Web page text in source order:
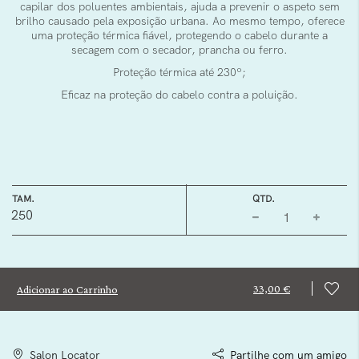
capilar dos poluentes ambientais, ajuda a prevenir o aspeto sem
brilho causado pela exposição urbana. Ao mesmo tempo, oferece
uma proteção térmica fiável, protegendo o cabelo durante a
secagem com o secador, prancha ou ferro.
Proteção térmica até 230º;
Eficaz na proteção do cabelo contra a poluição.
Adicionar ao Carrinho 33,00 €
TAM. QTD.
250
Salon Locator Partilhe com um amigo